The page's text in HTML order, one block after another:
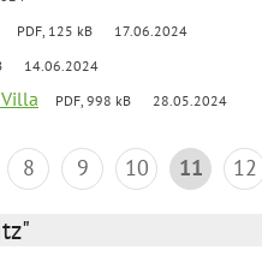
PDF, 125 kB 17.06.2024
14.06.2024
PDF, 998 kB 28.05.2024
8 9 10 11 12